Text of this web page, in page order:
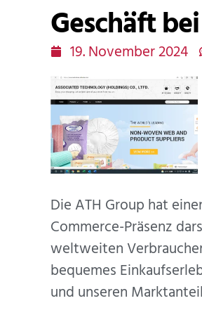
Geschäft
19. November 2024
Die ATH Group hat
Commerce-Präsenz
weltweiten
bequemes
und unseren